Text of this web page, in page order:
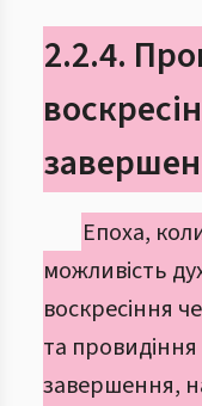
2.2.4.
Епоха,
можливість
воскресіння
та
завершення,